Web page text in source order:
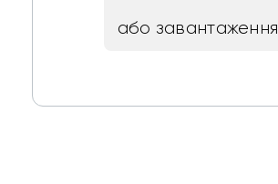
або завантаження